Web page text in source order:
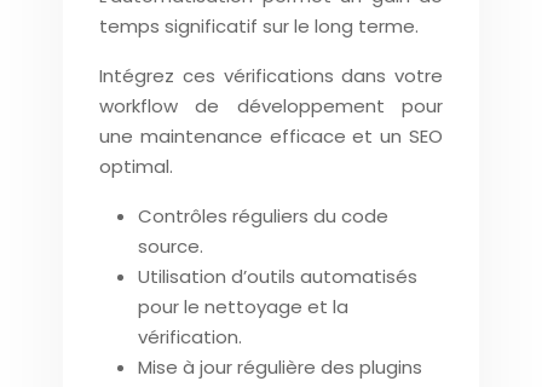
temps significatif sur le long terme.
Intégrez ces vérifications dans votre
workflow de développement pour
une maintenance efficace et un SEO
optimal.
Contrôles réguliers du code
source.
Utilisation d’outils automatisés
pour le nettoyage et la
vérification.
Mise à jour régulière des plugins